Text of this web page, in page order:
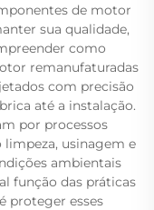
de motor
sua qualidade,
como
remanufaturadas
com precisão
até a instalação.
por processos
usinagem e
ambientais
função das práticas
proteger esses